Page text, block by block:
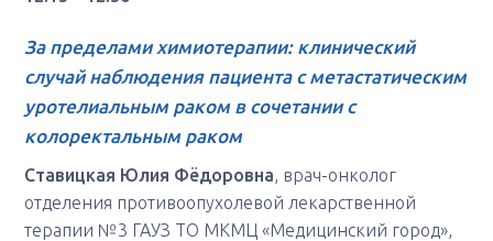
За пределами химиотерапии: клинический
случай наблюдения пациента с метастатическим
уротелиальным раком в сочетании с
колоректальным раком
Ставицкая Юлия Фёдоровна, врач-онколог
отделения противоопухолевой лекарственной
терапии №3 ГАУЗ ТО МКМЦ «Медицинский город»,